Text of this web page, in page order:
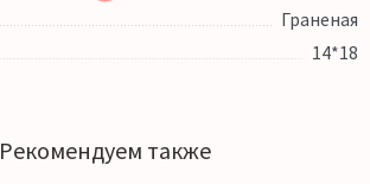
Граненая
14*18
Рекомендуем также